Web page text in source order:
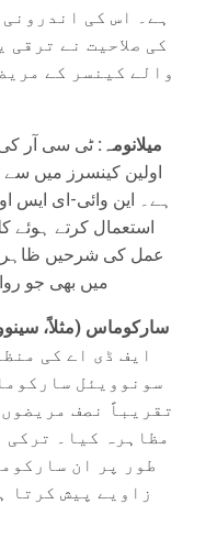
ہے۔ اس کی
کی صلاحیت نے ترقی
والے کینسر کے
میلانومہ: ٹی سی آر کی
اولین کینسرز میں سے
استعمال کرتے ہوئے
عمل کی شرحیں ظاہر
میں بھی جو
سارکوماس (مثلاً،
ایف ڈی اے کی
سونوویئل
تقریباً نصف
مظاہرہ کیا۔
طور پر ان
زاویے پیش کرتا